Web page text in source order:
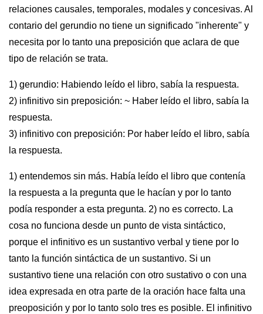
relaciones causales, temporales, modales y concesivas. Al
contario del gerundio no tiene un significado "inherente" y
necesita por lo tanto una preposición que aclara de que
tipo de relación se trata.
1) gerundio: Habiendo leído el libro, sabía la respuesta.
2) infinitivo sin preposición: ~ Haber leído el libro, sabía la
respuesta.
3) infinitivo con preposición: Por haber leído el libro, sabía
la respuesta.
1) entendemos sin más. Había leído el libro que contenía
la respuesta a la pregunta que le hacían y por lo tanto
podía responder a esta pregunta. 2) no es correcto. La
cosa no funciona desde un punto de vista sintáctico,
porque el infinitivo es un sustantivo verbal y tiene por lo
tanto la función sintáctica de un sustantivo. Si un
sustantivo tiene una relación con otro sustativo o con una
idea expresada en otra parte de la oración hace falta una
preoposición y por lo tanto solo tres es posible. El infinitivo